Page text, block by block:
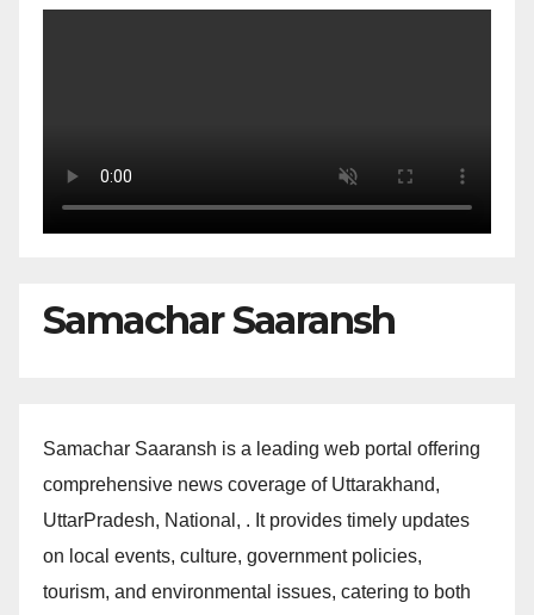
Samachar Saaransh
Samachar Saaransh is a leading web portal offering
comprehensive news coverage of Uttarakhand,
UttarPradesh, National, . It provides timely updates
on local events, culture, government policies,
tourism, and environmental issues, catering to both